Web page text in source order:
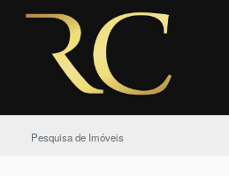
Pesquisa de Imóveis